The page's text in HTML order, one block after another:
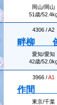
岡山/岡山
51歳/
4306 /A2
畔柳
愛知/愛知
42歳/
3966 /A1
作間
東京/千葉